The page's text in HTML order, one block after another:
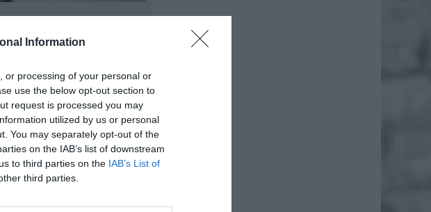
Information
or processing of your personal or
use the below opt-out section to
request is processed you may
utilized by us or personal
You may separately opt-out of the
on the IAB’s list of downstream
to third parties on the IAB’s List of
third parties.
i stworzyć pół tysiąca miejsc